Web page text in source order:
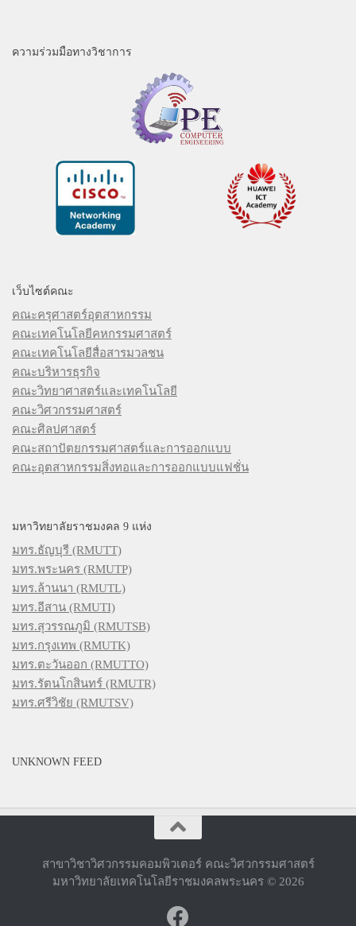
ความร่วมมือทางวิชาการ
เว็บไซต์คณะ
คณะครุศาสตร์อุตสาหกรรม
คณะเทคโนโลยีคหกรรมศาสตร์
คณะเทคโนโลยีสื่อสารมวลชน
คณะบริหารธุรกิจ
คณะวิทยาศาสตร์และเทคโนโลยี
คณะวิศวกรรมศาสตร์
คณะศิลปศาสตร์
คณะสถาปัตยกรรมศาสตร์และการออกแบบ
คณะอุตสาหกรรมสิ่งทอและการออกแบบแฟชั่น
มหาวิทยาลัยราชมงคล 9 แห่ง
มทร.ธัญบุรี (RMUTT)
มทร.พระนคร (RMUTP)
มทร.ล้านนา (RMUTL)
มทร.อีสาน (RMUTI)
มทร.สุวรรณภูมิ (RMUTSB)
มทร.กรุงเทพ (RMUTK)
มทร.ตะวันออก (RMUTTO)
มทร.รัตนโกสินทร์ (RMUTR)
มทร.ศรีวิชัย (RMUTSV)
UNKNOWN FEED
สาขาวิชาวิศวกรรมคอมพิวเตอร์ คณะวิศวกรรมศาสตร์
มหาวิทยาลัยเทคโนโลยีราชมงคลพระนคร © 2026